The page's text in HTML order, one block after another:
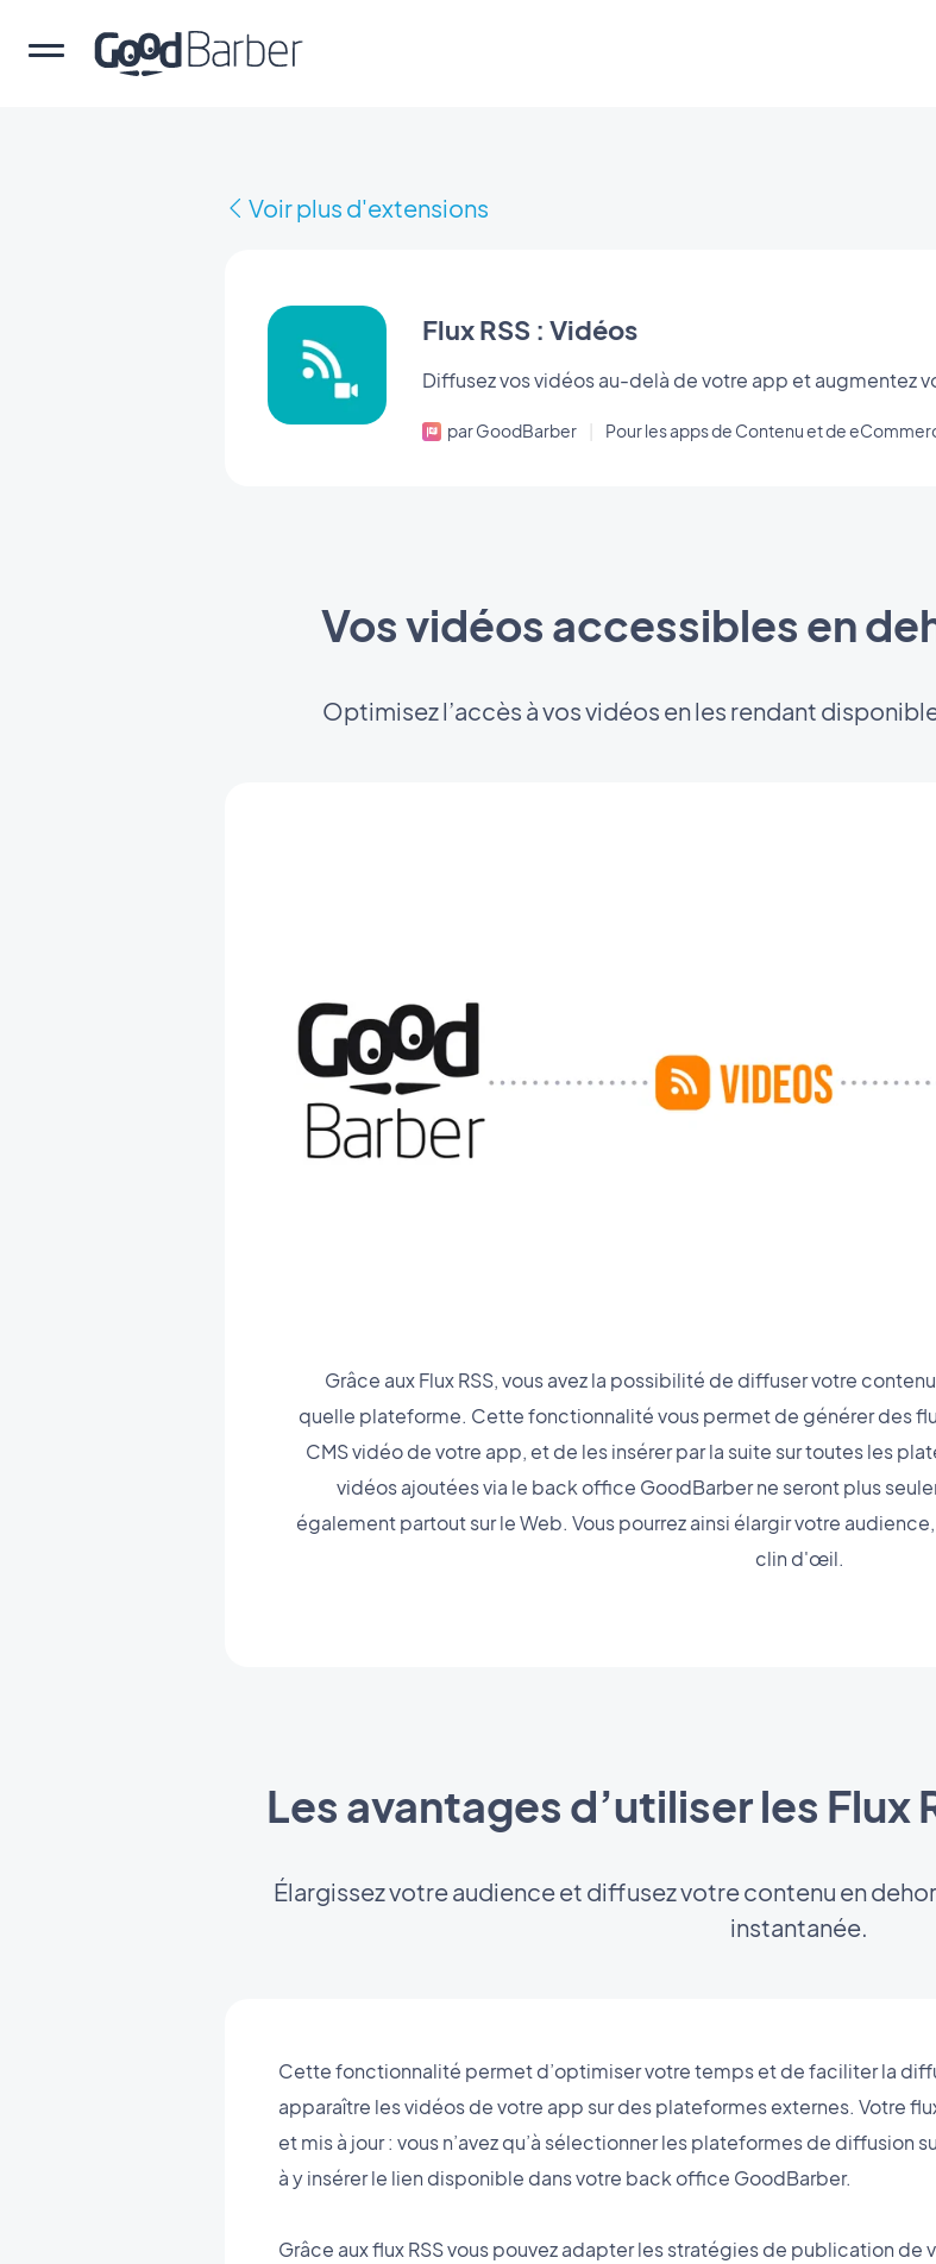
Voir plus d'extensions
Flux RSS : Vidéos
Diffusez vos vidéos au-delà de votre app et augmentez
par GoodBarber Pour les apps de Contenu et de
Vos vidéos accessibles en
Optimisez l’accès à vos vidéos en les rendant
Grâce aux Flux RSS, vous avez la possibilité de diffuser votre
quelle plateforme. Cette fonctionnalité vous permet de générer des
CMS vidéo de votre app, et de les insérer par la suite sur toutes les
vidéos ajoutées via le back office GoodBarber ne seront plus
également partout sur le Web. Vous pourrez ainsi élargir votre
clin d'œil.
Les avantages d’utiliser les Flux
Élargissez votre audience et diffusez votre contenu en
instantanée.
Cette fonctionnalité permet d’optimiser votre temps et de faciliter la
apparaître les vidéos de votre app sur des plateformes externes. Votre
et mis à jour : vous n’avez qu’à sélectionner les plateformes de diffusion
à y insérer le lien disponible dans votre back office GoodBarber.
Grâce aux flux RSS vous pouvez adapter les stratégies de publication de